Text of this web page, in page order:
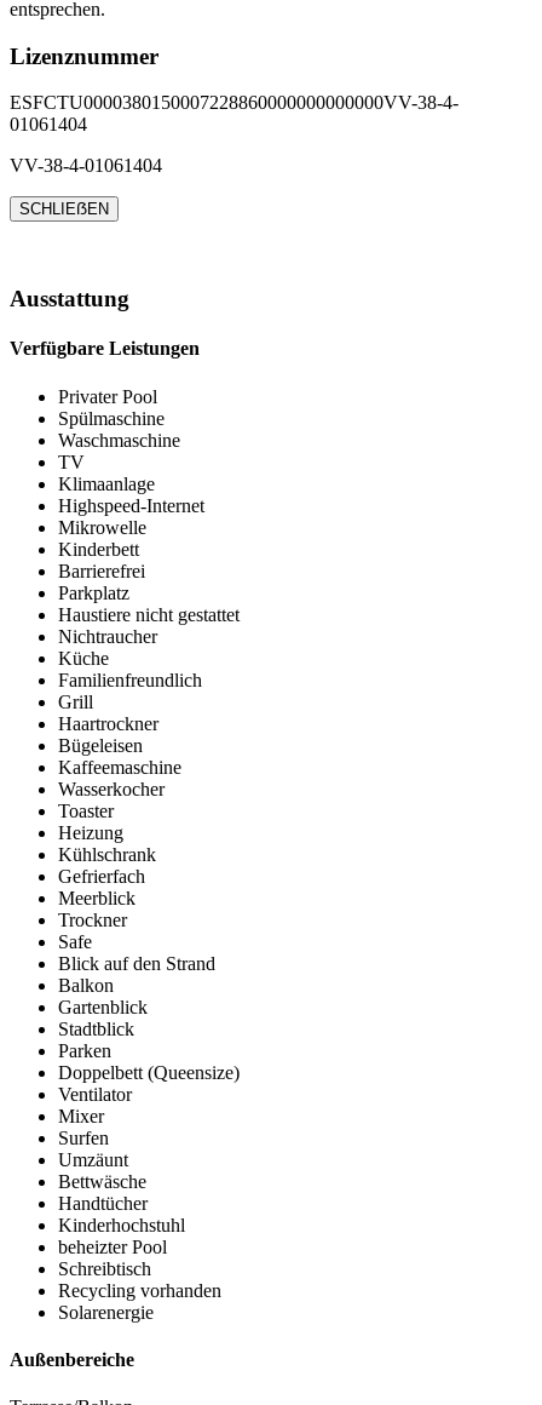
entsprechen.
Lizenznummer
ESFCTU0000380150007228860000000000000VV-38-4-
01061404
VV-38-4-01061404
SCHLIEẞEN
Ausstattung
Verfügbare Leistungen
Privater Pool
Spülmaschine
Waschmaschine
TV
Klimaanlage
Highspeed-Internet
Mikrowelle
Kinderbett
Barrierefrei
Parkplatz
Haustiere nicht gestattet
Nichtraucher
Küche
Familienfreundlich
Grill
Haartrockner
Bügeleisen
Kaffeemaschine
Wasserkocher
Toaster
Heizung
Kühlschrank
Gefrierfach
Meerblick
Trockner
Safe
Blick auf den Strand
Balkon
Gartenblick
Stadtblick
Parken
Doppelbett (Queensize)
Ventilator
Mixer
Surfen
Umzäunt
Bettwäsche
Handtücher
Kinderhochstuhl
beheizter Pool
Schreibtisch
Recycling vorhanden
Solarenergie
Außenbereiche